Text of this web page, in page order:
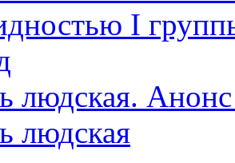
I
людская.
людская